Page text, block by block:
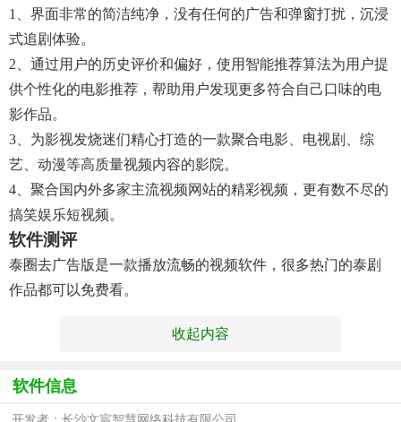
1、界面非常的简洁纯净，没有任何的广告和弹窗打扰，沉浸
式追剧体验。
2、通过用户的历史评价和偏好，使用智能推荐算法为用户提
供个性化的电影推荐，帮助用户发现更多符合自己口味的电
影作品。
3、为影视发烧迷们精心打造的一款聚合电影、电视剧、综
艺、动漫等高质量视频内容的影院。
4、聚合国内外多家主流视频网站的精彩视频，更有数不尽的
搞笑娱乐短视频。
软件测评
泰圈去广告版是一款播放流畅的视频软件，很多热门的泰剧
作品都可以免费看。
收起内容
软件信息